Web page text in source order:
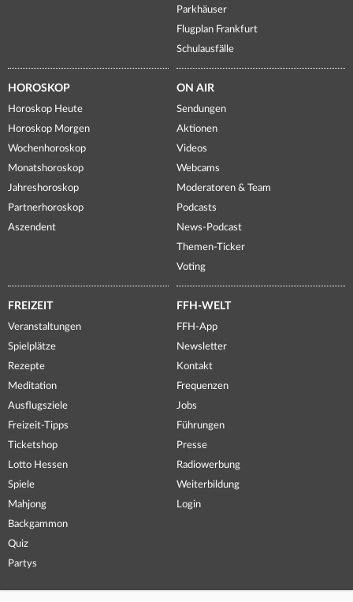
Parkhäuser
Flugplan Frankfurt
Schulausfälle
HOROSKOP
Horoskop Heute
Horoskop Morgen
Wochenhoroskop
Monatshoroskop
Jahreshoroskop
Partnerhoroskop
Aszendent
ON AIR
Sendungen
Aktionen
Videos
Webcams
Moderatoren & Team
Podcasts
News-Podcast
Themen-Ticker
Voting
FREIZEIT
Veranstaltungen
Spielplätze
Rezepte
Meditation
Ausflugsziele
Freizeit-Tipps
Ticketshop
Lotto Hessen
Spiele
Mahjong
Backgammon
Quiz
Partys
FFH-WELT
FFH-App
Newsletter
Kontakt
Frequenzen
Jobs
Führungen
Presse
Radiowerbung
Weiterbildung
Login